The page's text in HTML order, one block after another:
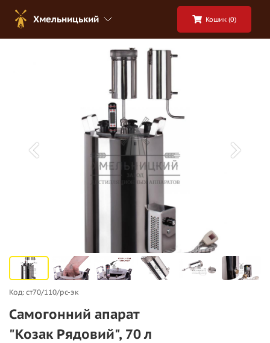
Хмельницький Кошик (0)
Код: ст70/110/рс-эк
Самогонний апарат
"Козак Рядовий", 70 л